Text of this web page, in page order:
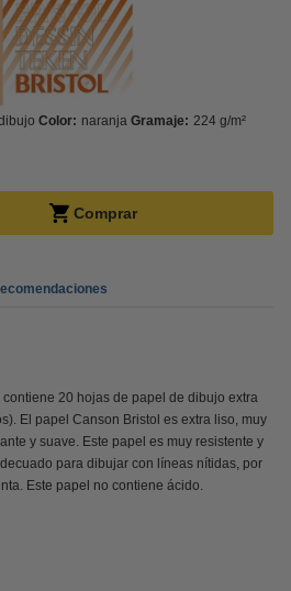
Color: naranja Gramaje: 224 g/m²
Comprar
20 hojas de papel de dibujo extra
El papel Canson Bristol es extra liso, muy
y suave. Este papel es muy resistente y
para dibujar con líneas nítidas, por
Este papel no contiene ácido.